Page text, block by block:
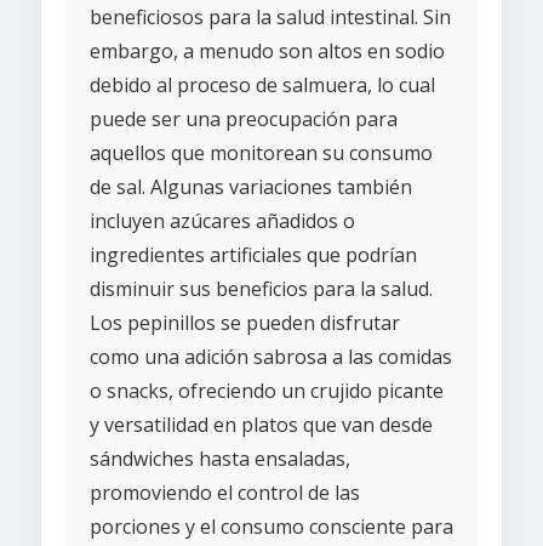
beneficiosos para la salud intestinal. Sin
embargo, a menudo son altos en sodio
debido al proceso de salmuera, lo cual
puede ser una preocupación para
aquellos que monitorean su consumo
de sal. Algunas variaciones también
incluyen azúcares añadidos o
ingredientes artificiales que podrían
disminuir sus beneficios para la salud.
Los pepinillos se pueden disfrutar
como una adición sabrosa a las comidas
o snacks, ofreciendo un crujido picante
y versatilidad en platos que van desde
sándwiches hasta ensaladas,
promoviendo el control de las
porciones y el consumo consciente para